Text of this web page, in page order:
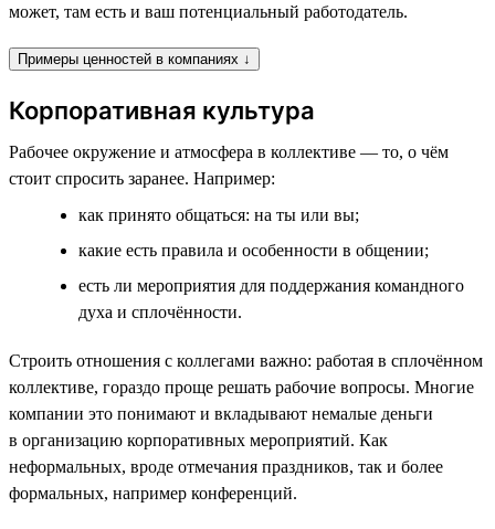
может, там есть и ваш потенциальный работодатель.
Примеры ценностей в компаниях ↓
Корпоративная культура
Рабочее окружение и атмосфера в коллективе — то, о чём
стоит спросить заранее. Например:
как принято общаться: на ты или вы;
какие есть правила и особенности в общении;
есть ли мероприятия для поддержания командного
духа и сплочённости.
Строить отношения с коллегами важно: работая в сплочённом
коллективе, гораздо проще решать рабочие вопросы. Многие
компании это понимают и вкладывают немалые деньги
в организацию корпоративных мероприятий. Как
неформальных, вроде отмечания праздников, так и более
формальных, например конференций.